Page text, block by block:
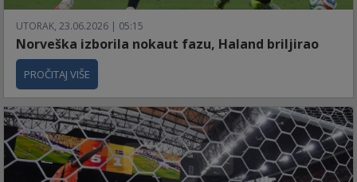
UTORAK, 23.06.2026 | 05:15
Norveška izborila nokaut fazu, Haland briljirao
PROČITAJ VIŠE